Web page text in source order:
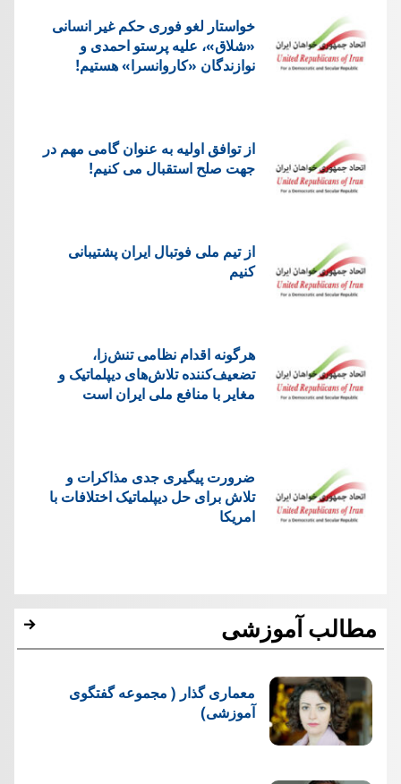
خواستار لغو فوری حکم غیر انسانی
«شلاق»، علیه پرستو احمدی و
نوازندگان «کاروانسرا» هستیم!
از توافق اولیه به عنوان گامی مهم در
جهت صلح استقبال می کنیم!
از تیم ملی فوتبال ایران پشتیبانی
کنیم
هرگونه اقدام نظامی تنش‌زا،
تضعیف‌کننده تلاش‌های دیپلماتیک و
مغایر با منافع ملی ایران است
ضرورت پیگیری جدی مذاکرات و
تلاش برای حل دیپلماتیک اختلافات با
امریکا
مطالب آموزشی
معماری گذار ( مجموعه گفتگوی
آموزشی)